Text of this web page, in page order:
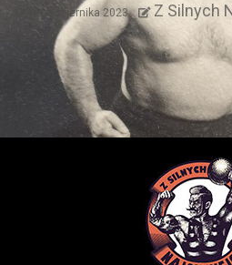
1 października 2023 Z Silnych